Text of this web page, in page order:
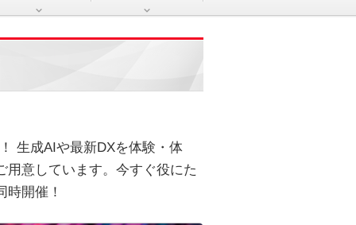
生成AIや最新DXを体験・体
用意しています。今すぐ役にた
開催！